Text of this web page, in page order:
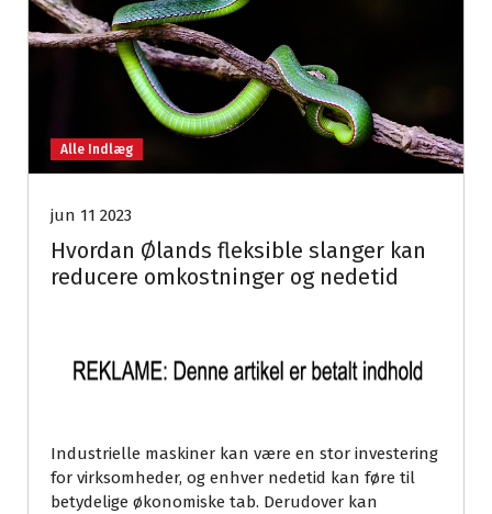
Alle Indlæg
jun 11 2023
Hvordan Ølands fleksible slanger kan
reducere omkostninger og nedetid
Industrielle maskiner kan være en stor investering
for virksomheder, og enhver nedetid kan føre til
betydelige økonomiske tab. Derudover kan